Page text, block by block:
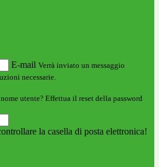
E-mail Verrà inviato un messaggio
necessarie.
utente? Effettua il reset della password
la casella di posta elettronica!